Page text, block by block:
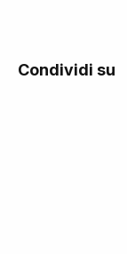
Condividi su